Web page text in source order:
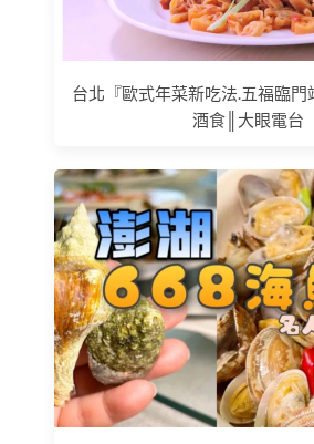
台北『歐式年菜新吃法.五福臨門
酒食║大眼電台